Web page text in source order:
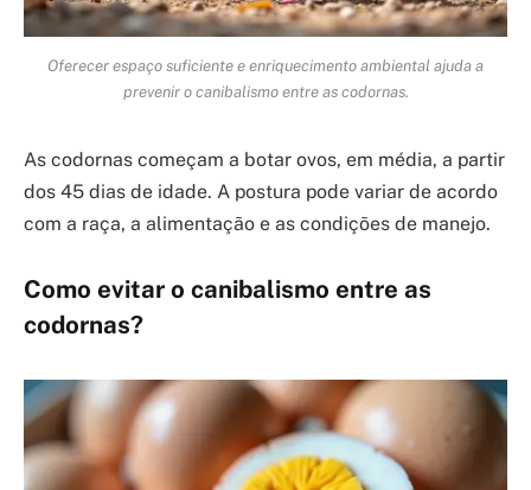
Oferecer espaço suficiente e enriquecimento ambiental ajuda a
prevenir o canibalismo entre as codornas.
As codornas começam a botar ovos, em média, a partir
dos 45 dias de idade. A postura pode variar de acordo
com a raça, a alimentação e as condições de manejo.
Como evitar o canibalismo entre as
codornas?